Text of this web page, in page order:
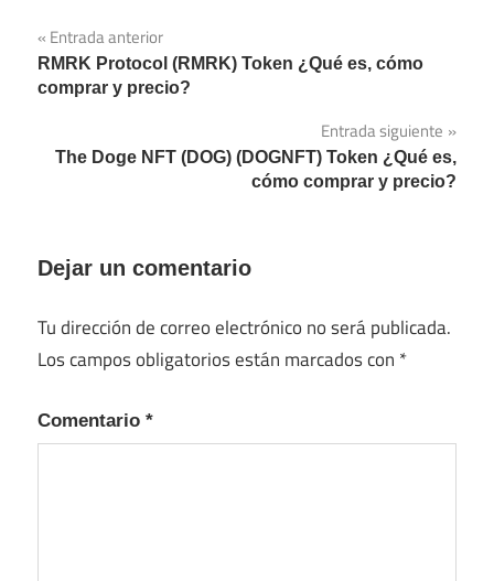
Navegación
de
Entrada anterior
RMRK Protocol (RMRK) Token ¿Qué es, cómo
comprar y precio?
Entrada siguiente
The Doge NFT (DOG) (DOGNFT) Token ¿Qué es,
cómo comprar y precio?
Dejar un comentario
Tu dirección de correo electrónico no será publicada.
Los campos obligatorios están marcados con *
Comentario *